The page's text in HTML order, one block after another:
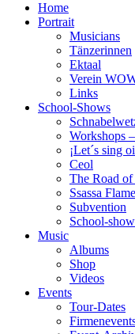
Home
Portrait
Musicians
Tänzerinnen
Ektaal
Verein
Links
School-Shows
Workshops
¡Let´s sing
Ceol
The Road of
Ssassa
Subvention
School-
Music
Albums
Shop
Videos
Events
Tour-Dates